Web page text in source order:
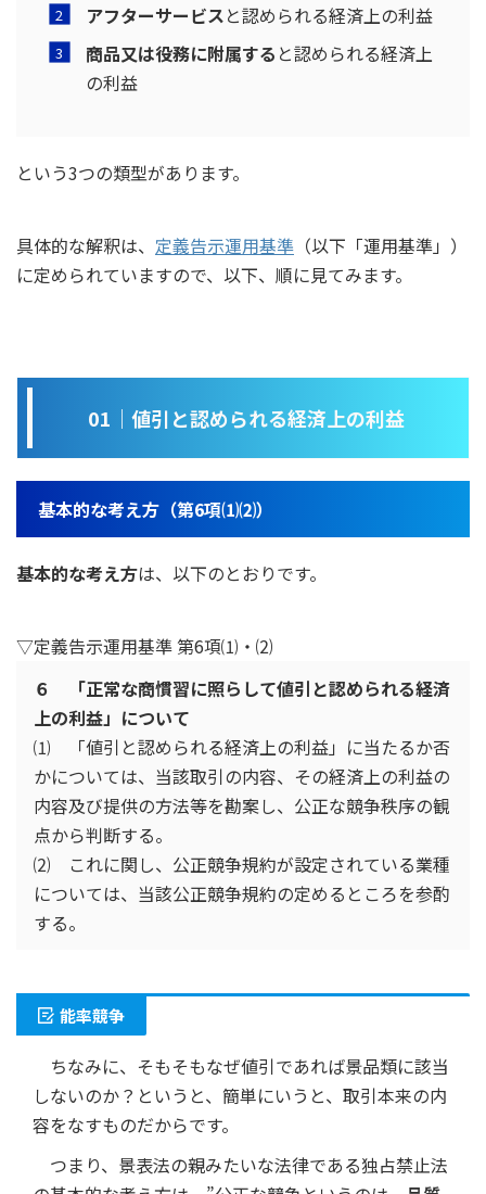
アフターサービスと認められる経済上の利益
商品又は役務に附属する と認められる経済上
の利益
という3つの類型があります。
具体的な解釈は、 定義告示運用基準 （以下「運用基準」）
に定められていますので、以下、順に見てみます。
01｜値引と認められる経済上の利益
基本的な考え方（第6項⑴⑵）
基本的な考え方は、以下のとおりです。
▽定義告示運用基準 第6項⑴・⑵
６ 「正常な商慣習に照らして値引と認められる経済
上の利益」について
⑴ 「値引と認められる経済上の利益」に当たるか否
かについては、当該取引の内容、その経済上の利益の
内容及び提供の方法等を勘案し、公正な競争秩序の観
点から判断する。
⑵ これに関し、公正競争規約が設定されている業種
については、当該公正競争規約の定めるところを参酌
する。
能率競争
ちなみに、そもそもなぜ値引であれば景品類に該当
しないのか？というと、簡単にいうと、取引本来の内
容をなすものだからです。
つまり、景表法の親みたいな法律である独占禁止法